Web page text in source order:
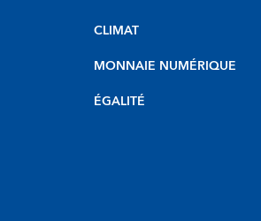
CLIMAT
MONNAIE NUMÉRIQUE
ÉGALITÉ